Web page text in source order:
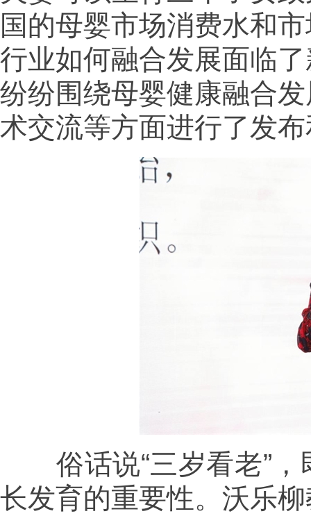
国的母婴市场消费水和
行业如何融合发展面临
纷纷围绕母婴健康融合
术交流等方面进行了发
俗话说“三岁看老”，
长发育的重要性。沃乐